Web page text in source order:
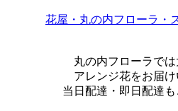
花屋・丸の内フローラ・
丸の内フローラで
アレンジ花をお届け
当日配達・即日配達